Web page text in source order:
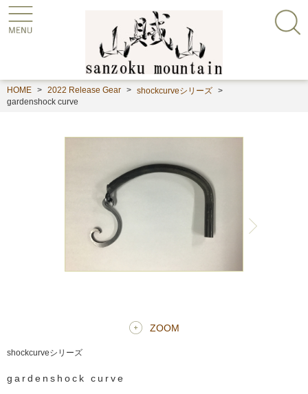
HOME 2022 Release Gear
shockcurveシリーズ
gardenshock curve
ZOOM
shockcurveシリーズ
gardenshock curve